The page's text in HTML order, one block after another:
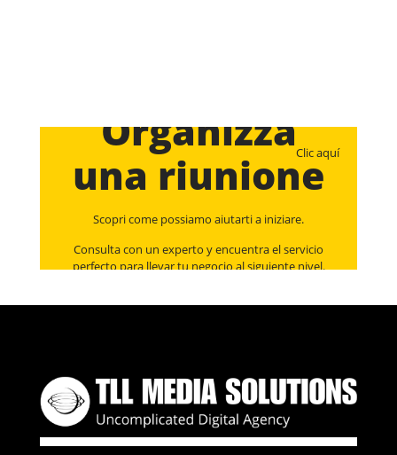
Clic aquí
Organizza
una riunione
Scopri come possiamo aiutarti a iniziare.
Consulta con un experto y encuentra el servicio
perfecto para llevar tu negocio al siguiente nivel.